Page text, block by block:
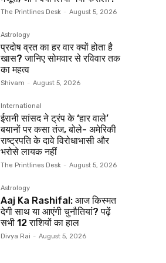
The Printlines Desk - August 5, 2026
Astrology
प्रदोष व्रत का हर वार क्यों होता है
खास? जानिए सोमवार से रविवार तक
का महत्व
Shivam - August 5, 2026
International
ईरानी सांसद ने ट्रंप के ‘हार वाले’
बयानों पर कसा तंज, बोले- अमेरिकी
राष्ट्रपति के दावे विरोधाभासी और
भरोसे लायक नहीं
The Printlines Desk - August 5, 2026
Astrology
Aaj Ka Rashifal: आज किस्मत
देगी साथ या आएंगी चुनौतियां? पढ़ें
सभी 12 राशियों का हाल
Divya Rai - August 5, 2026